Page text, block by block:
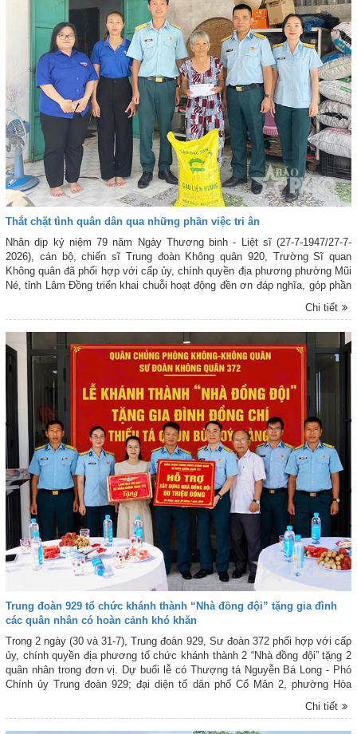
Thắt chặt tình quân dân qua những phần việc tri ân
Nhân dịp kỷ niệm 79 năm Ngày Thương binh - Liệt sĩ (27-7-1947/27-7-
2026), cán bộ, chiến sĩ Trung đoàn Không quân 920, Trường Sĩ quan
Không quân đã phối hợp với cấp ủy, chính quyền địa phương phường Mũi
Né, tỉnh Lâm Đồng triển khai chuỗi hoạt động đền ơn đáp nghĩa, góp phần
Chi tiết
Trung đoàn 929 tổ chức khánh thành “Nhà đồng đội” tặng gia đình
các quân nhân có hoàn cảnh khó khăn
Trong 2 ngày (30 và 31-7), Trung đoàn 929, Sư đoàn 372 phối hợp với cấp
ủy, chính quyền địa phương tổ chức khánh thành 2 “Nhà đồng đội” tặng 2
quân nhân trong đơn vị. Dự buổi lễ có Thượng tá Nguyễn Bá Long - Phó
Chính ủy Trung đoàn 929; đại diện tổ dân phố Cổ Mân 2, phường Hòa
Chi tiết